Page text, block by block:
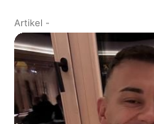
Artikel -